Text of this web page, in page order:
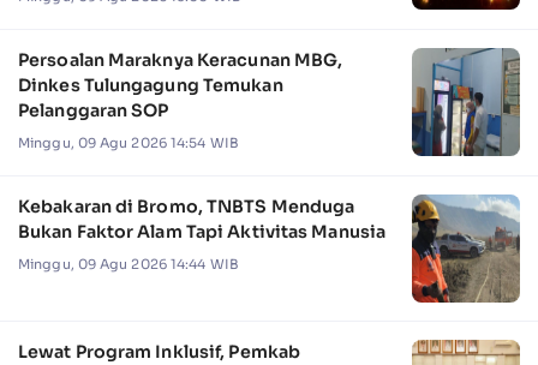
Persoalan Maraknya Keracunan MBG,
Dinkes Tulungagung Temukan
Pelanggaran SOP
Minggu, 09 Agu 2026 14:54 WIB
Kebakaran di Bromo, TNBTS Menduga
Bukan Faktor Alam Tapi Aktivitas Manusia
Minggu, 09 Agu 2026 14:44 WIB
Lewat Program Inklusif, Pemkab